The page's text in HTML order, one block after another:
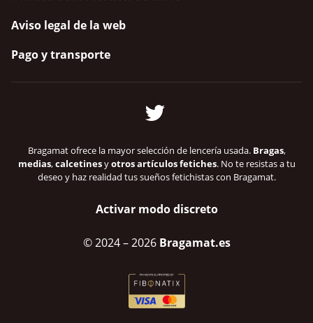
Aviso legal de la web
Pago y transporte
Bragamat ofrece la mayor selección de lencería usada. Bragas,
medias,calcetinesyotros artículos fetiches. No te resistas a tu
deseo y haz realidad tus sueños fetichistas con Bragamat.
Activar modo discreto
© 2024– 2026 Bragamat.es